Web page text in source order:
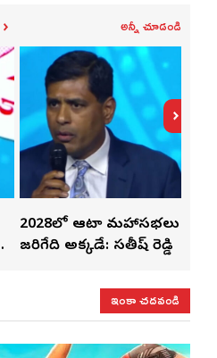
అన్నీ చూడండి
2028లో ఆటా మహాసభలు
జరిగేది అక్కడే: సతీష్ రెడ్డి
ఇంకా చదవండి